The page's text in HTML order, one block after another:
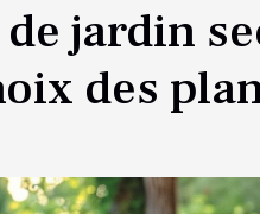
jardin
des